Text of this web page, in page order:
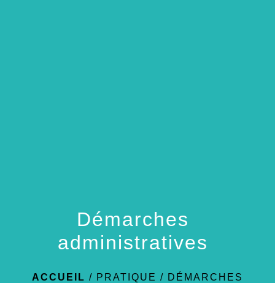
Démarches
administratives
ACCUEIL / PRATIQUE / DÉMARCHES